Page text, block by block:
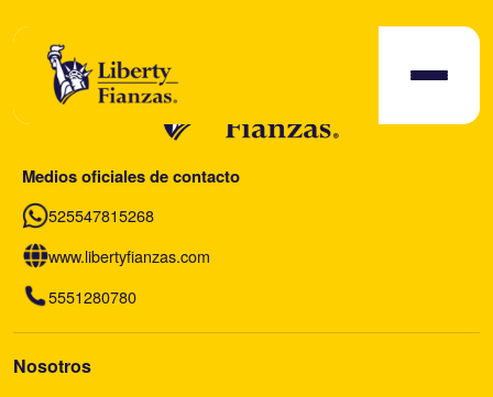
Medios oficiales de contacto
525547815268
www.libertyfianzas.com
5551280780
Nosotros